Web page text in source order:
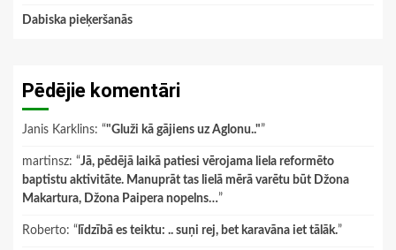
Dabiska pieķeršanās
Pēdējie komentāri
Janis Karklins: “"Gluži kā gājiens uz Aglonu.."”
martinsz: “Jā, pēdējā laikā patiesi vērojama liela reformēto
baptistu aktivitāte. Manuprāt tas lielā mērā varētu būt Džona
Makartura, Džona Paipera nopelns…”
Roberto: “ līdzībā es teiktu: .. suņi rej, bet karavāna iet tālāk.”